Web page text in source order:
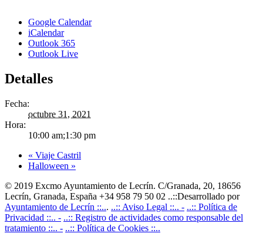
Google Calendar
iCalendar
Outlook 365
Outlook Live
Detalles
Fecha:
octubre 31, 2021
Hora:
10:00 am;1:30 pm
« Viaje Castril
Halloween »
© 2019 Excmo Ayuntamiento de Lecrín. C/Granada, 20, 18656
Lecrín, Granada, España +34 958 79 50 02 ..::Desarrollado por
Ayuntamiento de Lecrín ::... ..:: Aviso Legal ::.. - ..:: Política de
Privacidad ::.. - ..:: Registro de actividades como responsable del
tratamiento ::.. - ..:: Política de Cookies ::..